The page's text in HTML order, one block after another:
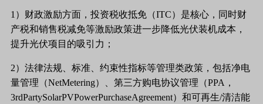
1）财政激励方面，投资税收抵免（ITC）是核心，同时财
产税和销售税减免等激励政策进一步降低光伏装机成本，
提升光伏项目的吸引力；
2）法律法规、标准、约束性指标等管理类政策，包括净电
量管理（NetMetering）、第三方购电协议管理（PPA，
3rdPartySolarPVPowerPurchaseAgreement）和可再生/清洁能